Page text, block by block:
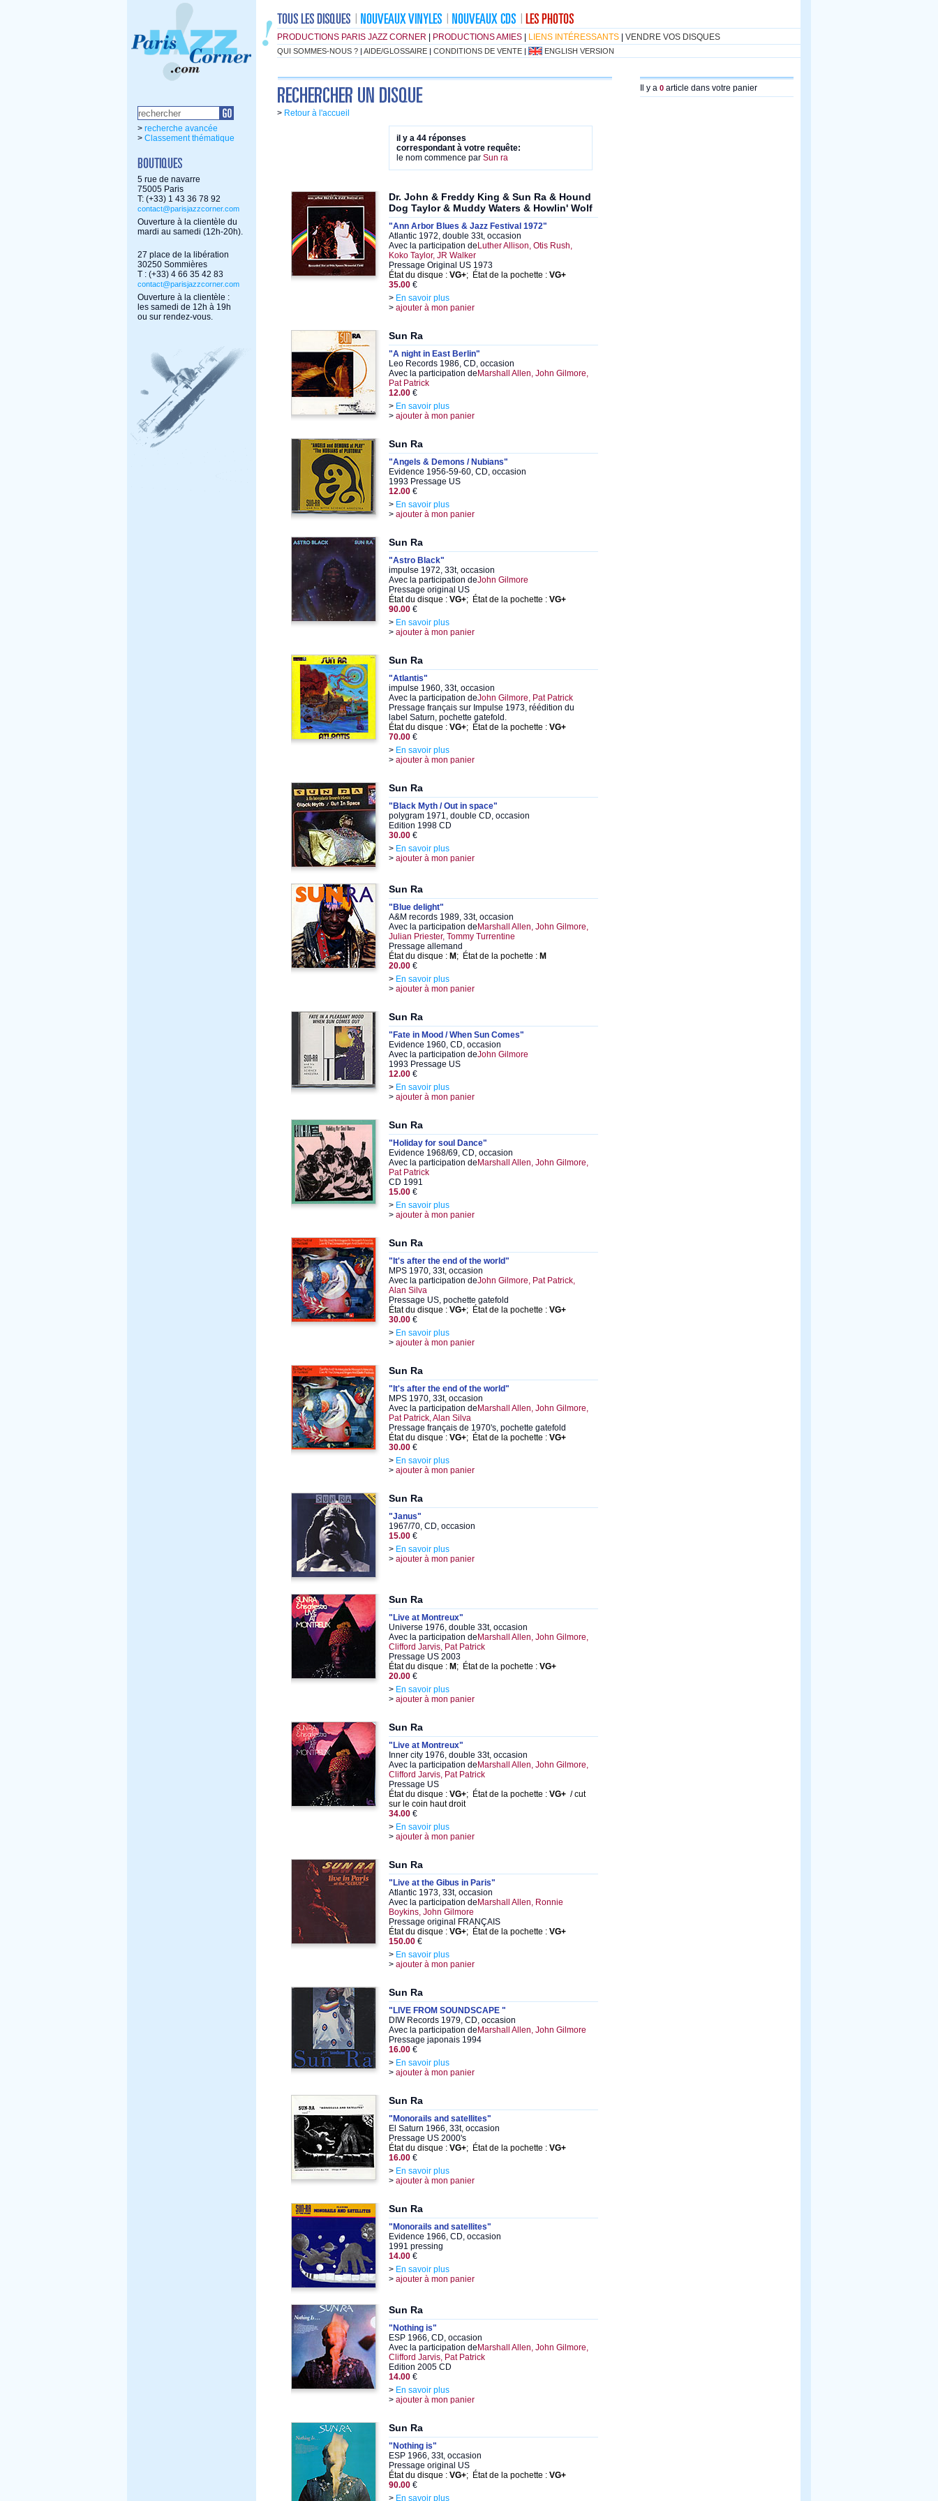
PRODUCTIONS PARIS JAZZ CORNER PRODUCTIONS AMIES LIENS INTÉRESSANTS VENDRE VOS DISQUES
QUI SOMMES-NOUS ? | AIDE/GLOSSAIRE | CONDITIONS DE VENTE | ENGLISH VERSION
> recherche avancée
> Classement thématique
5 rue de navarre
75005 Paris
T: (+33) 1 43 36 78 92
contact@parisjazzcorner.com
Ouverture à la clientèle du
mardi au samedi (12h-20h).
27 place de la libération
30250 Sommières
T : (+33) 4 66 35 42 83
contact@parisjazzcorner.com
Ouverture à la clientèle :
les samedi de 12h à 19h
ou sur rendez-vous.
> Retour à l'accueil
il y a 44 réponses
correspondant à votre requête:
le nom commence par Sun ra
Dr. John & Freddy King & Sun Ra & Hound
Dog Taylor & Muddy Waters & Howlin' Wolf
"Ann Arbor Blues & Jazz Festival 1972"
Atlantic 1972, double 33t, occasion
Avec la participation de Luther Allison, Otis Rush,
Koko Taylor, JR Walker
Pressage Original US 1973
État du disque : VG+; État de la pochette : VG+
35.00 €
> En savoir plus
> ajouter à mon panier
Sun Ra
"A night in East Berlin"
Leo Records 1986, CD, occasion
Avec la participation de Marshall Allen, John Gilmore,
Pat Patrick
12.00 €
> En savoir plus
> ajouter à mon panier
Sun Ra
"Angels & Demons / Nubians"
Evidence 1956-59-60, CD, occasion
1993 Pressage US
12.00 €
> En savoir plus
> ajouter à mon panier
Sun Ra
"Astro Black"
impulse 1972, 33t, occasion
Avec la participation deJohn Gilmore
Pressage original US
État du disque : VG+; État de la pochette : VG+
90.00 €
> En savoir plus
> ajouter à mon panier
Sun Ra
"Atlantis"
impulse 1960, 33t, occasion
Avec la participation deJohn Gilmore, Pat Patrick
Pressage français sur Impulse 1973, réédition du
label Saturn, pochette gatefold.
État du disque : VG+; État de la pochette : VG+
70.00 €
> En savoir plus
> ajouter à mon panier
Sun Ra
"Black Myth / Out in space"
polygram 1971, double CD, occasion
Edition 1998 CD
30.00 €
> En savoir plus
> ajouter à mon panier
Sun Ra
"Blue delight"
A&M records 1989, 33t, occasion
Avec la participation de Marshall Allen, John Gilmore,
Julian Priester, Tommy Turrentine
Pressage allemand
État du disque : M ; État de la pochette : M
20.00 €
> En savoir plus
> ajouter à mon panier
Sun Ra
"Fate in Mood / When Sun Comes"
Evidence 1960, CD, occasion
Avec la participation deJohn Gilmore
1993 Pressage US
12.00 €
> En savoir plus
> ajouter à mon panier
Sun Ra
"Holiday for soul Dance"
Evidence 1968/69, CD, occasion
Avec la participation de Marshall Allen, John Gilmore,
Pat Patrick
CD 1991
15.00 €
> En savoir plus
> ajouter à mon panier
Sun Ra
"It's after the end of the world"
MPS 1970, 33t, occasion
Avec la participation deJohn Gilmore, Pat Patrick,
Alan Silva
Pressage US, pochette gatefold
État du disque : VG+; État de la pochette : VG+
30.00 €
> En savoir plus
> ajouter à mon panier
Sun Ra
"It's after the end of the world"
MPS 1970, 33t, occasion
Avec la participation de Marshall Allen, John Gilmore,
Pat Patrick, Alan Silva
Pressage français de 1970's, pochette gatefold
État du disque : VG+; État de la pochette : VG+
30.00 €
> En savoir plus
> ajouter à mon panier
Sun Ra
"Janus"
1967/70, CD, occasion
15.00 €
> En savoir plus
> ajouter à mon panier
Sun Ra
"Live at Montreux"
Universe 1976, double 33t, occasion
Avec la participation de Marshall Allen, John Gilmore,
Clifford Jarvis, Pat Patrick
Pressage US 2003
État du disque : M ; État de la pochette : VG+
20.00 €
> En savoir plus
> ajouter à mon panier
Sun Ra
"Live at Montreux"
Inner city 1976, double 33t, occasion
Avec la participation de Marshall Allen, John Gilmore,
Clifford Jarvis, Pat Patrick
Pressage US
État du disque : VG+; État de la pochette : VG+ / cut
sur le coin haut droit
34.00 €
> En savoir plus
> ajouter à mon panier
Sun Ra
"Live at the Gibus in Paris"
Atlantic 1973, 33t, occasion
Avec la participation de Marshall Allen, Ronnie
Boykins, John Gilmore
Pressage original FRANÇAIS
État du disque : VG+; État de la pochette : VG+
150.00 €
> En savoir plus
> ajouter à mon panier
Sun Ra
"LIVE FROM SOUNDSCAPE "
DIW Records 1979, CD, occasion
Avec la participation de Marshall Allen, John Gilmore
Pressage japonais 1994
16.00 €
> En savoir plus
> ajouter à mon panier
Sun Ra
"Monorails and satellites"
El Saturn 1966, 33t, occasion
Pressage US 2000's
État du disque : VG+; État de la pochette : VG+
16.00 €
> En savoir plus
> ajouter à mon panier
Sun Ra
"Monorails and satellites"
Evidence 1966, CD, occasion
1991 pressing
14.00 €
> En savoir plus
> ajouter à mon panier
Sun Ra
"Nothing is"
ESP 1966, CD, occasion
Avec la participation de Marshall Allen, John Gilmore,
Clifford Jarvis, Pat Patrick
Edition 2005 CD
14.00 €
> En savoir plus
> ajouter à mon panier
Sun Ra
"Nothing is"
ESP 1966, 33t, occasion
Pressage original US
État du disque : VG+; État de la pochette : VG+
90.00 €
> En savoir plus
Il y a 0 article dans votre panier